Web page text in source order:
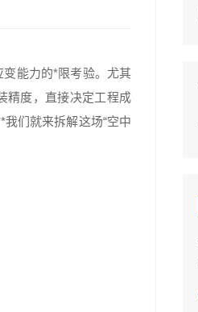
能力的*限考验。尤其
精度，直接决定工程成
们就来拆解这场“空中